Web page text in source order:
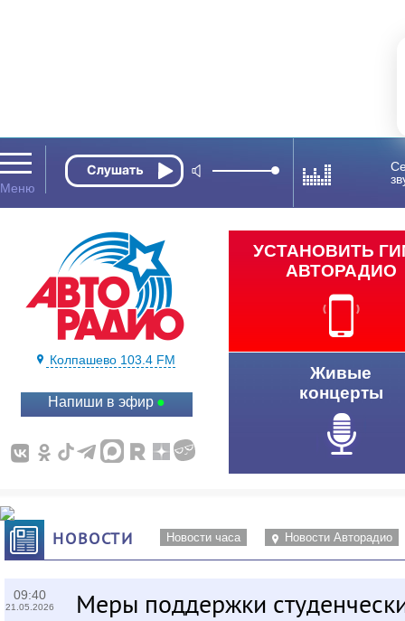
Колпашево 103.4 FM
Напиши в эфир
УСТАНОВИТЬ
АВТОРАДИО
Живые
концерты
НОВОСТИ Новости часа Новости Авторадио
09:40
21.05.2026 Меры поддержки